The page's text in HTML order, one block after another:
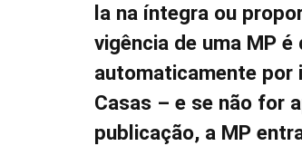
la na íntegra ou
vigência de uma MP
automaticamente por
Casas – e se não for
publicação, a MP